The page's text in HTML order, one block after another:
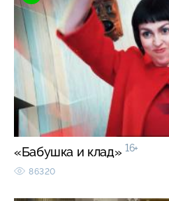
«Бабушка и клад» 16+
86320